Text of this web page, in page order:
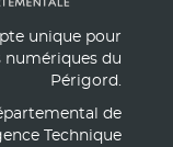
unique pour
numériques du
Périgord.
de
Technique